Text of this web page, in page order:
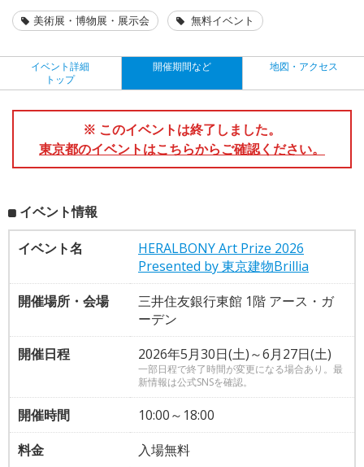
美術展・博物展・展示会 無料イベント
イベント詳細
トップ
開催期間など 地図・アクセス
※ このイベントは終了しました。
東京都のイベントはこちらからご確認ください。
イベント情報
イベント名
HERALBONY Art Prize 2026
Presented by 東京建物Brillia
開催場所・会場
三井住友銀行東館 1階 アース・ガ
ーデン
開催日程
2026年5月30日(土)～6月27日(土)
一部日程で終了時間が変更になる場合あり。最
新情報は公式SNSを確認。
開催時間
10:00～18:00
料金
入場無料